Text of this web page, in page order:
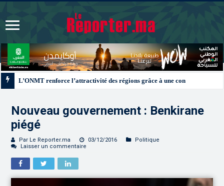
Nouveau gouvernement : Benkirane
piégé
Par Le Reporter.ma 03/12/2016
Politique
Laisser un commentaire